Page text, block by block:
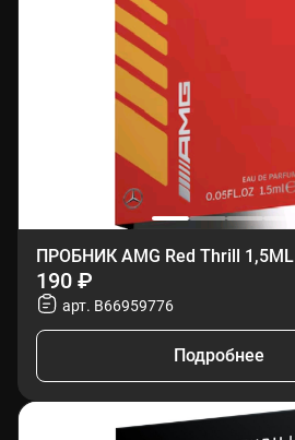
ПРОБНИК AMG Red Thrill 1,5ML
190 ₽
арт. B66959776
Подробнее